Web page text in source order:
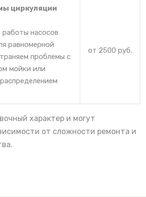
циркуляции
работы насосов
равномерной
проблемы с
мойки или
от 2500 руб.
характер и могут
от сложности ремонта и